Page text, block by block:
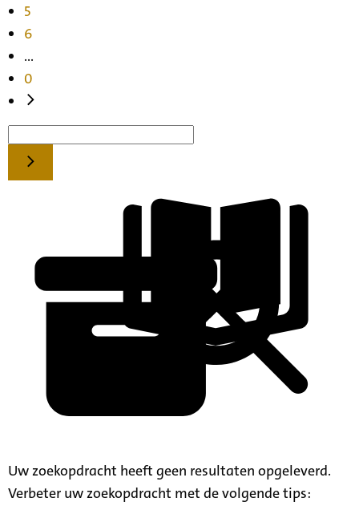
5
6
...
0
Uw zoekopdracht heeft geen resultaten opgeleverd.
Verbeter uw zoekopdracht met de volgende tips: